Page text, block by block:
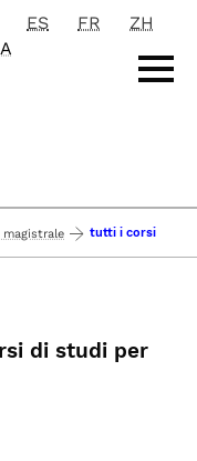
ES FR
ZH
tutti i corsi
di studi per